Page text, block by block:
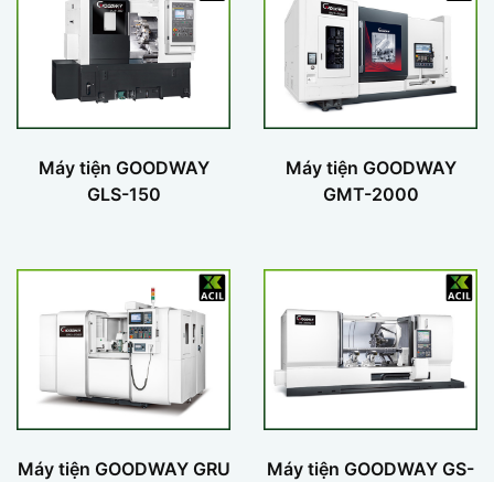
Máy tiện GOODWAY
GLS-150
Máy tiện GOODWAY
GMT-2000
Máy tiện GOODWAY GRU
Máy tiện GOODWAY GS-